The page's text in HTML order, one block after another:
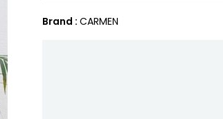
Brand : CARMEN